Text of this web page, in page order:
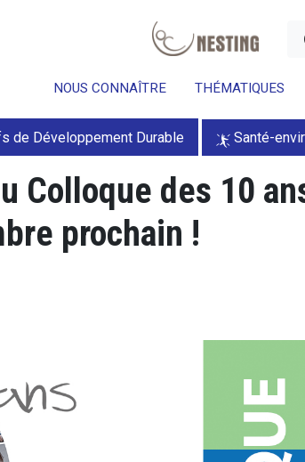
NOUS CONNAÎTRE THÉMATIQUES
de Développement Durable Santé-
Colloque des 10
prochain !